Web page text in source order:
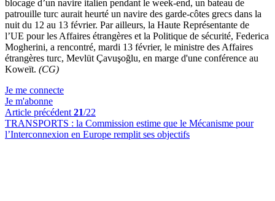
blocage d’un navire italien pendant le week-end, un bateau de
patrouille turc aurait heurté un navire des garde-côtes grecs dans la
nuit du 12 au 13 février. Par ailleurs, la Haute Représentante de
l’UE pour les Affaires étrangères et la Politique de sécurité, Federica
Mogherini, a rencontré, mardi 13 février, le ministre des Affaires
étrangères turc, Mevlüt Çavuşoğlu, en marge d'une conférence au
Koweït. (CG)
Je me connecte
Je m'abonne
Article précédent 21/22
TRANSPORTS : la Commission estime que le Mécanisme pour
l’Interconnexion en Europe remplit ses objectifs